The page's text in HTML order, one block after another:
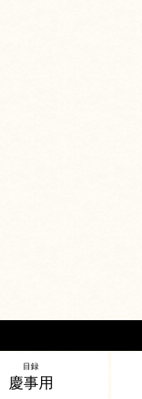
目録
慶事用